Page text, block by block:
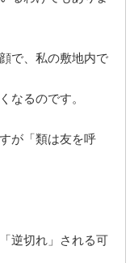
で、私の敷地内で
なるのです。
が「類は友を呼
逆切れ」される可